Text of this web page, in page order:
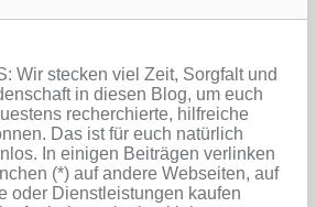
Wir stecken viel Zeit, Sorgfalt und
in diesen Blog, um euch
recherchierte, hilfreiche
Das ist für euch natürlich
In einigen Beiträgen verlinken
(*) auf andere Webseiten, auf
oder Dienstleistungen kaufen